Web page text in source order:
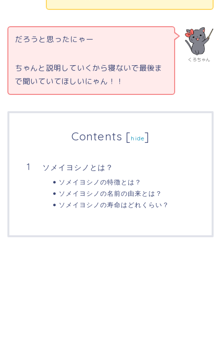
くろちゃん
だろうと思ったにゃー
ちゃんと説明していくから寝ないで最後ま
で聞いていてほしいにゃん！！
Contents [hide]
ソメイヨシノとは？
ソメイヨシノの特徴とは？
ソメイヨシノの名前の由来とは？
ソメイヨシノの寿命はどれくらい？